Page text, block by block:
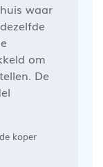
waar
om
De
koper